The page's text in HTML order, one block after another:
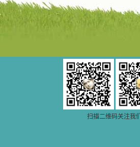
扫描二维码关注我们